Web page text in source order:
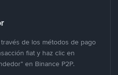
de los métodos de pago
fiat y haz clic en
en Binance P2P.